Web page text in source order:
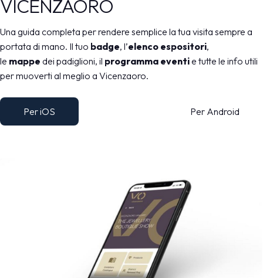
VICENZAORO
Una guida completa per rendere semplice la tua visita sempre a
portata di mano. Il tuo badge, l’elenco espositori,
le mappe dei padiglioni, il programma eventie tutte le info utili
per muoverti al meglio a Vicenzaoro.
Per iOS Per Android